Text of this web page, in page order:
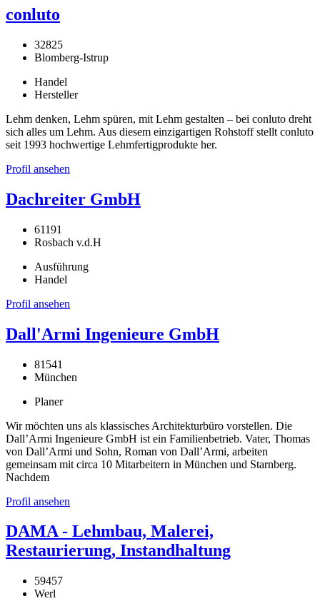
conluto
32825
Blomberg-Istrup
Handel
Hersteller
Lehm denken, Lehm spüren, mit Lehm gestalten – bei conluto dreht
sich alles um Lehm. Aus diesem einzigartigen Rohstoff stellt conluto
seit 1993 hochwertige Lehmfertigprodukte her.
Profil ansehen
Dachreiter GmbH
61191
Rosbach v.d.H
Ausführung
Handel
Profil ansehen
Dall'Armi Ingenieure GmbH
81541
München
Planer
Wir möchten uns als klassisches Architekturbüro vorstellen. Die
Dall’Armi Ingenieure GmbH ist ein Familienbetrieb. Vater, Thomas
von Dall’Armi und Sohn, Roman von Dall’Armi, arbeiten
gemeinsam mit circa 10 Mitarbeitern in München und Starnberg.
Nachdem
Profil ansehen
DAMA - Lehmbau, Malerei,
Restaurierung, Instandhaltung
59457
Werl